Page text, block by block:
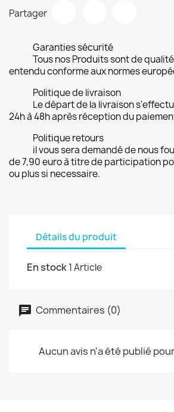
Partager
Garanties sécurité
Tous nos Produits sont de
entendu conforme aux normes
Politique de livraison
Le départ de la livraison
24h à 48h après réception du
Politique retours
il vous sera demandé de nous
de 7,90 euro à titre de participation
ou plus si necessaire.
Détails du produit
En stock1 Article
Commentaires (0)
Aucun avis n'a été publié